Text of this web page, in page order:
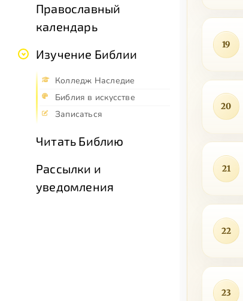
Православный
календарь
Изучение Библии
Колледж Наследие
Библия в искусстве
Записаться
Читать Библию
Рассылки и
уведомления
19
20
21
22
23